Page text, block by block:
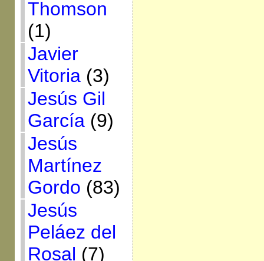
Thomson
(1)
Javier
Vitoria(3)
Jesús Gil
García(9)
Jesús
Martínez
Gordo (83)
Jesús
Peláez del
Rosal (7)